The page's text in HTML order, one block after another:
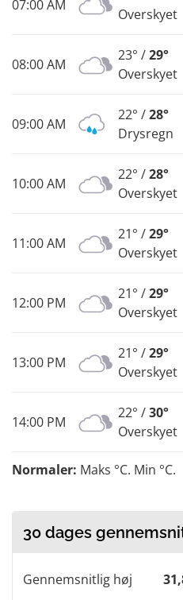
07:00 AM
Overskyet
08:00 AM
23° /29°
Overskyet
09:00 AM
22° /28°
Drysregn
10:00 AM
22° /28°
Overskyet
11:00 AM
21° /29°
Overskyet
12:00 PM
21° /29°
Overskyet
13:00 PM
21° /29°
Overskyet
14:00 PM
22° /30°
Overskyet
Normaler: Maks °C. Min °C.
30 dages
Gennemsnitlig høj